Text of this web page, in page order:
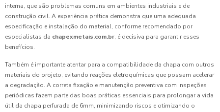
interna, que são problemas comuns em ambientes industriais e de
construção civil. A experiência prática demonstra que uma adequada
especificação e instalação do material, conforme recomendado por
especialistas da chapexmetais.com.br, é decisiva para garantir esses
benefícios.
Também é importante atentar para a compatibilidade da chapa com outros
materiais do projeto, evitando reações eletroquímicas que possam acelerar
a degradação. A correta fixação e manutenção preventiva com inspeções
periódicas fazem parte das boas práticas essenciais para prolongar a vida
útil da chapa perfurada de 6mm, minimizando riscos e otimizando o